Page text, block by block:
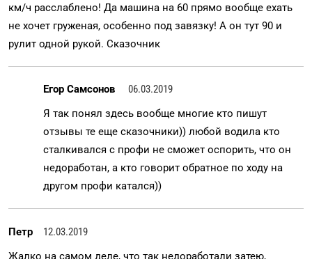
км/ч расслаблено! Да машина на 60 прямо вообще ехать
не хочет груженая, особенно под завязку! А он тут 90 и
рулит одной рукой. Сказочник
Егор Самсонов
06.03.2019
Я так понял здесь вообще многие кто пишут
отзывы те еще сказочники)) любой водила кто
сталкивался с профи не сможет оспорить, что он
недоработан, а кто говорит обратное по ходу на
другом профи катался))
Петр
12.03.2019
Жалко на самом деле, что так недоработали затею,